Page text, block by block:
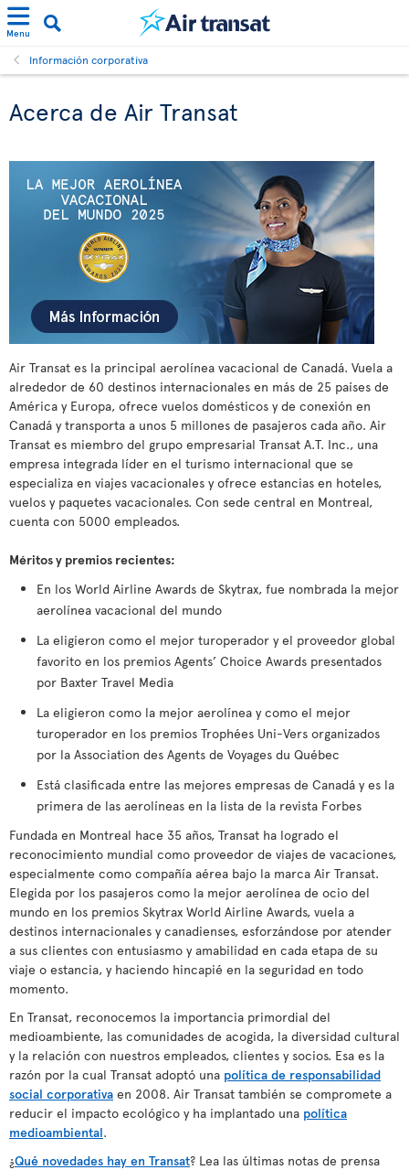
Menu
Información corporativa
Acerca de Air Transat
Air Transat es la principal aerolínea vacacional de Canadá. Vuela a
alrededor de 60 destinos internacionales en más de 25 países de
América y Europa, ofrece vuelos domésticos y de conexión en
Canadá y transporta a unos 5 millones de pasajeros cada año. Air
Transat es miembro del grupo empresarial Transat A.T. Inc., una
empresa integrada líder en el turismo internacional que se
especializa en viajes vacacionales y ofrece estancias en hoteles,
vuelos y paquetes vacacionales. Con sede central en Montreal,
cuenta con 5000 empleados.
Méritos y premios recientes:
En los World Airline Awards de Skytrax, fue nombrada la mejor
aerolínea vacacional del mundo
La eligieron como el mejor turoperador y el proveedor global
favorito en los premios Agents’ Choice Awards presentados
por Baxter Travel Media
La eligieron como la mejor aerolínea y como el mejor
turoperador en los premios Trophées Uni-Vers organizados
por la Association des Agents de Voyages du Québec
Está clasificada entre las mejores empresas de Canadá y es la
primera de las aerolíneas en la lista de la revista Forbes
Fundada en Montreal hace 35 años, Transat ha logrado el
reconocimiento mundial como proveedor de viajes de vacaciones,
especialmente como compañía aérea bajo la marca Air Transat.
Elegida por los pasajeros como la mejor aerolínea de ocio del
mundo en los premios Skytrax World Airline Awards, vuela a
destinos internacionales y canadienses, esforzándose por atender
a sus clientes con entusiasmo y amabilidad en cada etapa de su
viaje o estancia, y haciendo hincapié en la seguridad en todo
momento.
En Transat, reconocemos la importancia primordial del
medioambiente, las comunidades de acogida, la diversidad cultural
y la relación con nuestros empleados, clientes y socios. Esa es la
razón por la cual Transat adoptó una política de responsabilidad
social corporativa en 2008. Air Transat también se compromete a
reducir el impacto ecológico y ha implantado una política
medioambiental.
¿Qué novedades hay en Transat? Lea las últimas notas de prensa